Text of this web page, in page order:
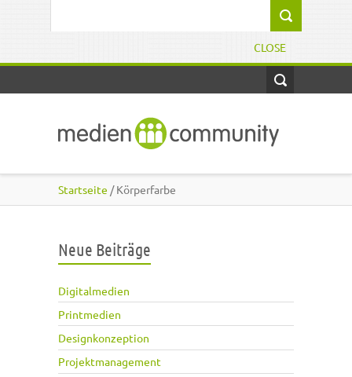
CLOSE
Startseite / Körperfarbe
Neue Beiträge
Digitalmedien
Printmedien
Designkonzeption
Projektmanagement